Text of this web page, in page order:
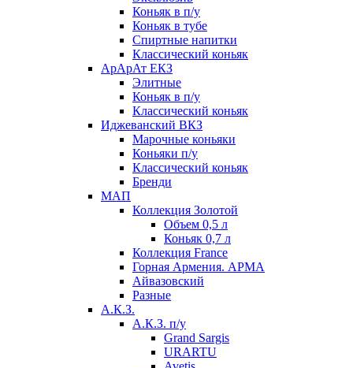
Коньяк в п/у
Коньяк в тубе
Спиртные напитки
Классический коньяк
АрАрАт ЕКЗ
Элитные
Коньяк в п/у
Классический коньяк
Иджеванский ВКЗ
Марочные коньяки
Коньяки п/у
Классический коньяк
Бренди
МАП
Коллекция Золотой
Объем 0,5 л
Коньяк 0,7 л
Коллекция France
Горная Армения. АРМА
Айвазовский
Разные
А.К.З.
А.К.З. п/у
Grand Sargis
URARTU